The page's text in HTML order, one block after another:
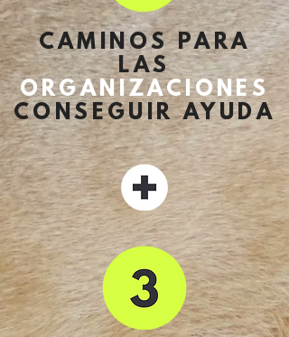
CAMINOS PARA
LAS
ORGANIZACIONES
CONSEGUIR AYUDA